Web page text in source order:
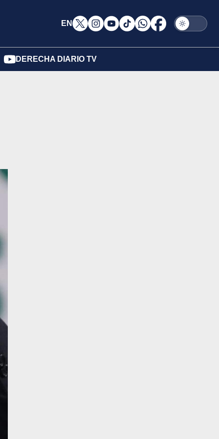
EN
DERECHA DIARIO TV